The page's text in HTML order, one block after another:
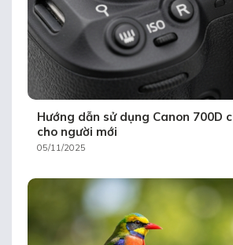
Hướng dẫn sử dụng Canon 700D
cho người mới
05/11/2025